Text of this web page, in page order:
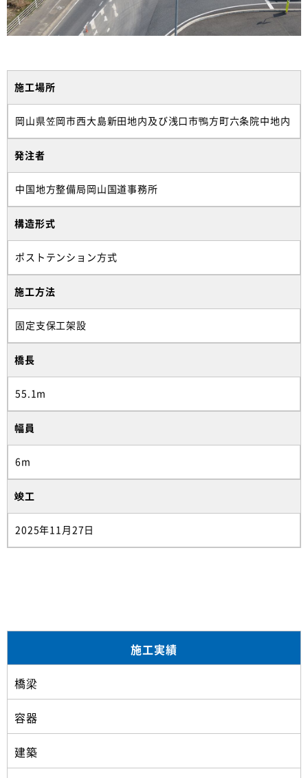
施工場所
岡山県笠岡市西大島新田地内及び浅口市鴨方町六条院中地内
発注者
中国地方整備局岡山国道事務所
構造形式
ポストテンション方式
施工方法
固定支保工架設
橋長
55.1m
幅員
6m
竣工
2025年11月27日
施工実績
橋梁
容器
建築